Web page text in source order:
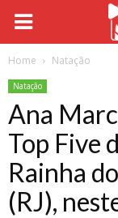
Home Natação
Natação
Ana
Top Five
Rainha
(RJ),